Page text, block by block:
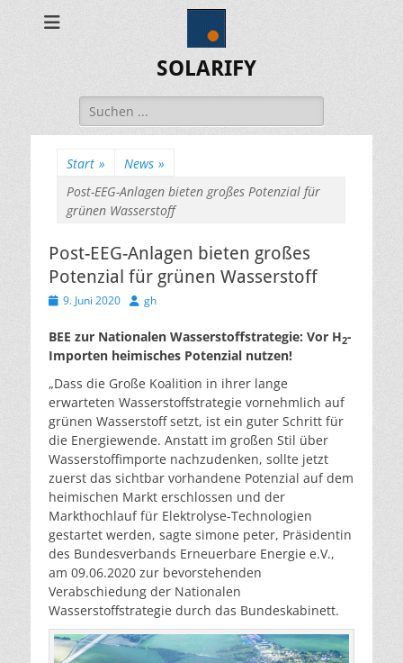
SOLARIFY
Suchen
nach:
Start » News »
Post-EEG-Anlagen bieten großes Potenzial für
grünen Wasserstoff
Post-EEG-Anlagen bieten großes
Potenzial für grünen Wasserstoff
Veröffentlicht
9. Juni 2020 Autor
gh
BEE zur Nationalen Wasserstoffstrategie: Vor H2-
Importen heimisches Potenzial nutzen!
„Dass die Große Koalition in ihrer lange
erwarteten Wasserstoffstrategie vornehmlich auf
grünen Wasserstoff setzt, ist ein guter Schritt für
die Energiewende. Anstatt im großen Stil über
Wasserstoffimporte nachzudenken, sollte jetzt
zuerst das sichtbar vorhandene Potenzial auf dem
heimischen Markt erschlossen und der
Markthochlauf für Elektrolyse-Technologien
gestartet werden, sagte simone peter, Präsidentin
des Bundesverbands Erneuerbare Energie e.V.,
am 09.06.2020 zur bevorstehenden
Verabschiedung der Nationalen
Wasserstoffstrategie durch das Bundeskabinett.